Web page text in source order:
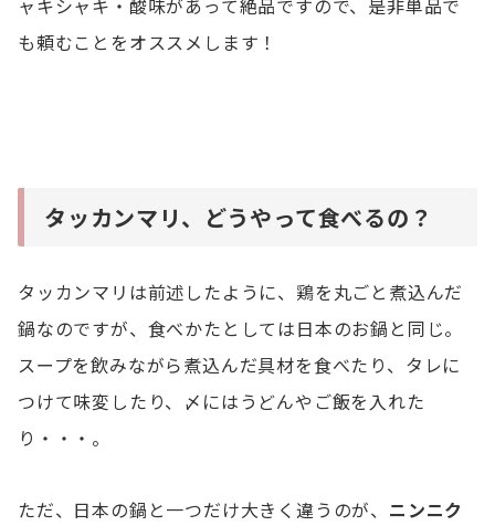
ャキシャキ・酸味があって絶品ですので、是非単品で
も頼むことをオススメします！
タッカンマリ、どうやって食べるの？
タッカンマリは前述したように、鶏を丸ごと煮込んだ
鍋なのですが、食べかたとしては日本のお鍋と同じ。
スープを飲みながら煮込んだ具材を食べたり、タレに
つけて味変したり、〆にはうどんやご飯を入れた
り・・・。
ただ、日本の鍋と一つだけ大きく違うのが、 ニンニク